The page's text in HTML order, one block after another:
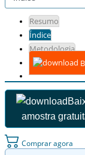
Resumo
Índice
Metodologia
amostra
Comprar agora